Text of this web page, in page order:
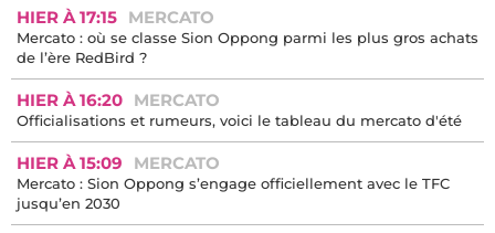
HIER À 17:15 MERCATO
Mercato : où se classe Sion Oppong parmi les plus gros achats
de l’ère RedBird ?
HIER À 16:20 MERCATO
Officialisations et rumeurs, voici le tableau du mercato d'été
HIER À 15:09 MERCATO
Mercato : Sion Oppong s’engage officiellement avec le TFC
jusqu’en 2030